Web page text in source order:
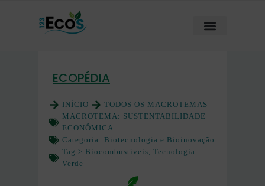
ECOPÉDIA
INÍCIO
TODOS OS MACROTEMAS
MACROTEMA: SUSTENTABILIDADE
ECONÔMICA
Categoria: Biotecnologia e Bioinovação
Tag > Biocombustíveis, Tecnologia
Verde